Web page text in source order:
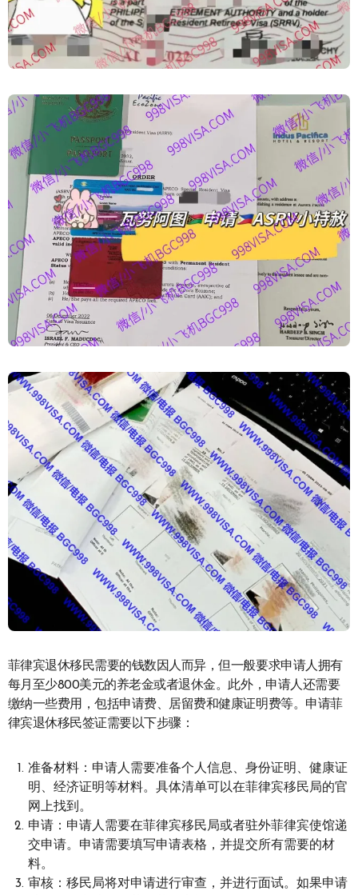
菲律宾退休移民需要的钱数因人而异，但一般要求申请人拥有
每月至少800美元的养老金或者退休金。此外，申请人还需要
缴纳一些费用，包括申请费、居留费和健康证明费等。申请菲
律宾退休移民签证需要以下步骤：
准备材料：申请人需要准备个人信息、身份证明、健康证
明、经济证明等材料。具体清单可以在菲律宾移民局的官
网上找到。
申请：申请人需要在菲律宾移民局或者驻外菲律宾使馆递
交申请。申请需要填写申请表格，并提交所有需要的材
料。
审核：移民局将对申请进行审查，并进行面试。如果申请